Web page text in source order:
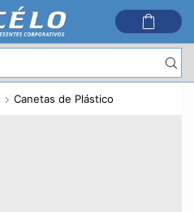
de
pesquisa
Canetas de Plástico